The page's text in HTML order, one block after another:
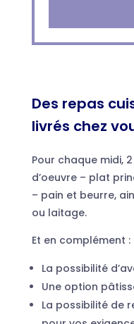
Des repas
livrés chez
Pour chaque midi,
d’oeuvre – plat
– pain et beurre,
ou laitage.
Et en complément :
La possibilité
Une option
La possibilité de